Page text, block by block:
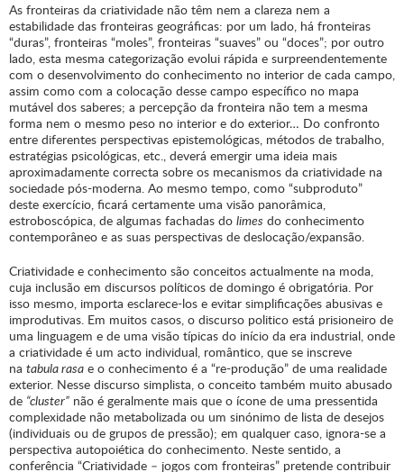
As fronteiras da criatividade não têm nem a clareza nem a
estabilidade das fronteiras geográficas: por um lado, há fronteiras
“duras”, fronteiras “moles”, fronteiras “suaves” ou “doces”; por outro
lado, esta mesma categorização evolui rápida e surpreendentemente
com o desenvolvimento do conhecimento no interior de cada campo,
assim como com a colocação desse campo específico no mapa
mutável dos saberes; a percepção da fronteira não tem a mesma
forma nem o mesmo peso no interior e do exterior… Do confronto
entre diferentes perspectivas epistemológicas, métodos de trabalho,
estratégias psicológicas, etc., deverá emergir uma ideia mais
aproximadamente correcta sobre os mecanismos da criatividade na
sociedade pós-moderna. Ao mesmo tempo, como “subproduto”
deste exercício, ficará certamente uma visão panorâmica,
estroboscópica, de algumas fachadas do limes do conhecimento
contemporâneo e as suas perspectivas de deslocação/expansão.
Criatividade e conhecimento são conceitos actualmente na moda,
cuja inclusão em discursos políticos de domingo é obrigatória. Por
isso mesmo, importa esclarece-los e evitar simplificações abusivas e
improdutivas. Em muitos casos, o discurso politico está prisioneiro de
uma linguagem e de uma visão típicas do início da era industrial, onde
a criatividade é um acto individual, romântico, que se inscreve
na tabula rasa e o conhecimento é a “re-produção” de uma realidade
exterior. Nesse discurso simplista, o conceito também muito abusado
de “cluster” não é geralmente mais que o ícone de uma pressentida
complexidade não metabolizada ou um sinónimo de lista de desejos
(individuais ou de grupos de pressão); em qualquer caso, ignora-se a
perspectiva autopoiética do conhecimento. Neste sentido, a
conferência “Criatividade – jogos com fronteiras” pretende contribuir